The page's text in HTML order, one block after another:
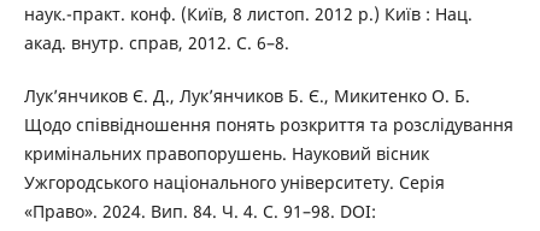
наук.-практ. конф. (Київ, 8 листоп. 2012 р.) Київ : Нац.
акад. внутр. справ, 2012. С. 6–8.
Лук’янчиков Є. Д., Лук’янчиков Б. Є., Микитенко О. Б.
Щодо співвідношення понять розкриття та розслідування
кримінальних правопорушень. Науковий вісник
Ужгородського національного університету. Серія
«Право». 2024. Вип. 84. Ч. 4. С. 91–98. DOI: